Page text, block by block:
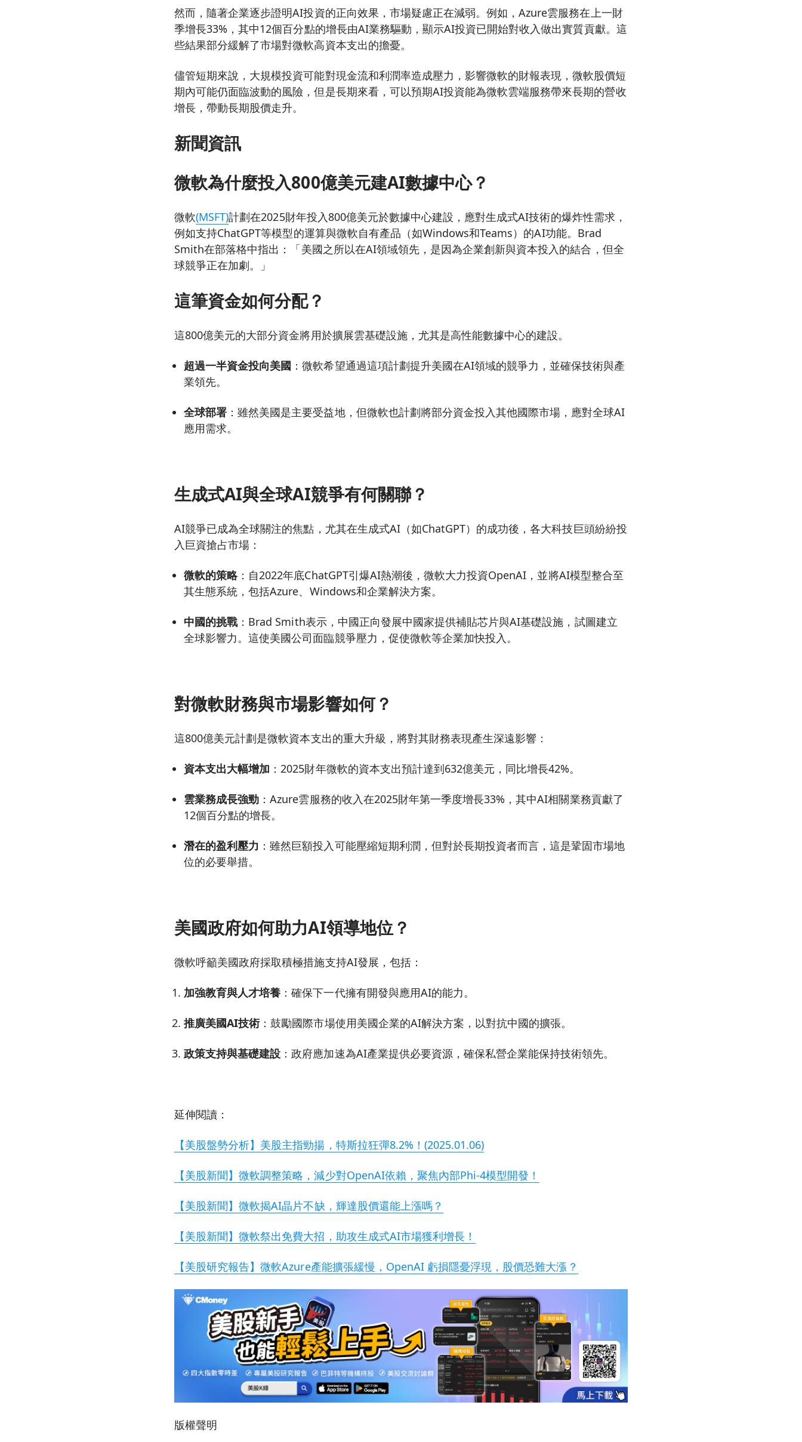
然而，隨著企業逐步證明AI投資的正向效果，市場疑慮正在減弱。例如，Azure雲服務在上一財
季增長33%，其中12個百分點的增長由AI業務驅動，顯示AI投資已開始對收入做出實質貢獻。這
些結果部分緩解了市場對微軟高資本支出的擔憂。
儘管短期來說，大規模投資可能對現金流和利潤率造成壓力，影響微軟的財報表現，微軟股價短
期內可能仍面臨波動的風險，但是長期來看，可以預期AI投資能為微軟雲端服務帶來長期的營收
增長，帶動長期股價走升。
新聞資訊
微軟為什麼投入800億美元建AI數據中心？
微軟(MSFT)計劃在2025財年投入800億美元於數據中心建設，應對生成式AI技術的爆炸性需求，
例如支持ChatGPT等模型的運算與微軟自有產品（如Windows和Teams）的AI功能。Brad
Smith在部落格中指出：「美國之所以在AI領域領先，是因為企業創新與資本投入的結合，但全
球競爭正在加劇。」
這筆資金如何分配？
這800億美元的大部分資金將用於擴展雲基礎設施，尤其是高性能數據中心的建設。
超過一半資金投向美國 ：微軟希望通過這項計劃提升美國在AI領域的競爭力，並確保技術與產
業領先。
全球部署 ：雖然美國是主要受益地，但微軟也計劃將部分資金投入其他國際市場，應對全球AI
應用需求。
生成式AI與全球AI競爭有何關聯？
AI競爭已成為全球關注的焦點，尤其在生成式AI（如ChatGPT）的成功後，各大科技巨頭紛紛投
入巨資搶占市場：
微軟的策略 ：自2022年底ChatGPT引爆AI熱潮後，微軟大力投資OpenAI，並將AI模型整合至
其生態系統，包括Azure、Windows和企業解決方案。
中國的挑戰：Brad Smith表示，中國正向發展中國家提供補貼芯片與AI基礎設施，試圖建立
全球影響力。這使美國公司面臨競爭壓力，促使微軟等企業加快投入。
對微軟財務與市場影響如何？
這800億美元計劃是微軟資本支出的重大升級，將對其財務表現產生深遠影響：
資本支出大幅增加 ：2025財年微軟的資本支出預計達到632億美元，同比增長42%。
雲業務成長強勁 ：Azure雲服務的收入在2025財年第一季度增長33%，其中AI相關業務貢獻了
12個百分點的增長。
潛在的盈利壓力 ：雖然巨額投入可能壓縮短期利潤，但對於長期投資者而言，這是鞏固市場地
位的必要舉措。
美國政府如何助力AI領導地位？
微軟呼籲美國政府採取積極措施支持AI發展，包括：
加強教育與人才培養 ：確保下一代擁有開發與應用AI的能力。
推廣美國AI技術：鼓勵國際市場使用美國企業的AI解決方案，以對抗中國的擴張。
政策支持與基礎建設 ：政府應加速為AI產業提供必要資源，確保私營企業能保持技術領先。
延伸閱讀：
【美股盤勢分析】美股主指勁揚，特斯拉狂彈8.2%！(2025.01.06)
【美股新聞】微軟調整策略，減少對OpenAI依賴，聚焦內部Phi-4模型開發！
【美股新聞】微軟揭AI晶片不缺，輝達股價還能上漲嗎？
【美股新聞】微軟祭出免費大招，助攻生成式AI市場獲利增長！
【美股研究報告】微軟Azure產能擴張緩慢，OpenAI 虧損隱憂浮現，股價恐難大漲？
版權聲明